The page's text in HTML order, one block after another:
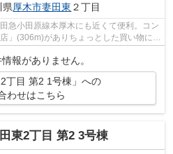
県厚木市妻田東 ２丁目
」(306m)がありちょっとした買い物にも
報がありません。
2丁目 第2 1号棟」への
わせはこちら
東2丁目 第2 3号棟